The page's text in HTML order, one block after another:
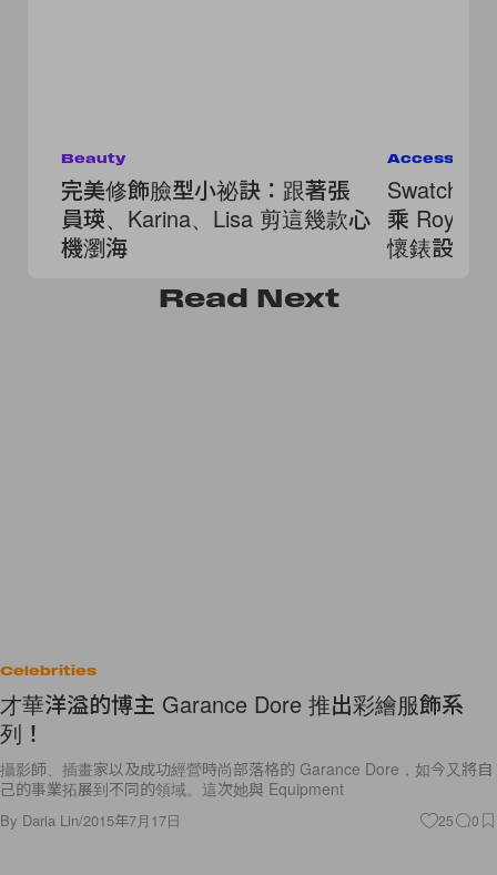
Beauty
完美修飾臉型小祕訣：跟著張
員瑛、Karina、Lisa 剪這幾款心
機瀏海
Swatch x
乘 Royal
懷錶設計
Read Next
Celebrities
才華洋溢的博主 Garance Dore 推出彩繪服飾系
列！
攝影師、插畫家以及成功經營時尚部落格的 Garance Dore，如今又將自
己的事業拓展到不同的領域。這次她與 Equipment
By Daria Lin/2015年7月17日 25 0